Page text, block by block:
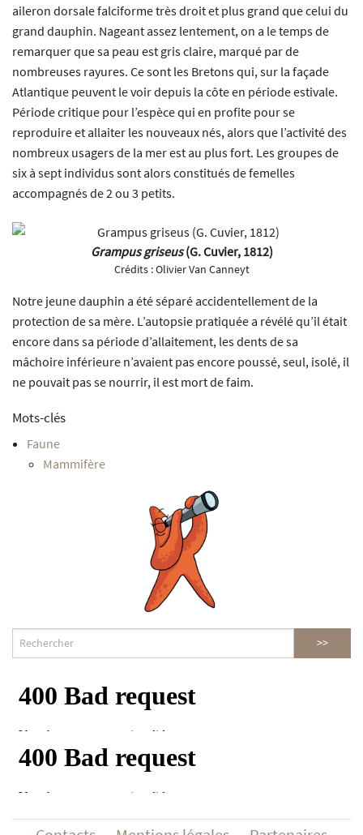
aileron dorsale falciforme très droit et plus grand que celui du
grand dauphin. Nageant assez lentement, on a le temps de
remarquer que sa peau est gris claire, marqué par de
nombreuses rayures. Ce sont les Bretons qui, sur la façade
Atlantique peuvent le voir depuis la côte en période estivale.
Période critique pour l’espèce qui en profite pour se
reproduire et allaiter les nouveaux nés, alors que l’activité des
nombreux usagers de la mer est au plus fort. Les groupes de
six à sept individus sont alors constitués de femelles
accompagnés de 2 ou 3 petits.
Grampus griseus(G. Cuvier, 1812)
Crédits :Olivier Van Canneyt
Notre jeune dauphin a été séparé accidentellement de la
protection de sa mère. L’autopsie pratiquée a révélé qu’il était
encore dans sa période d’allaitement, les dents de sa
mâchoire inférieure n’avaient pas encore poussé, seul, isolé, il
ne pouvait pas se nourrir, il est mort de faim.
Mots-clés
Faune
Mammifère